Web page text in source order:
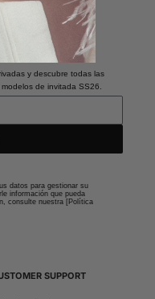
y descubre todas las
de invitada SS26.
datos para gestionar su
información que pueda
consulte nuestra [Política
SUPPORT